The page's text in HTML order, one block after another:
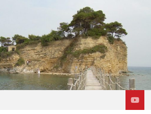
γραμμή εργαλείων